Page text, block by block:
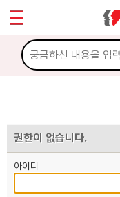
권한이 없습니다.
아이디
마이페이지
소개
노동상담
자료